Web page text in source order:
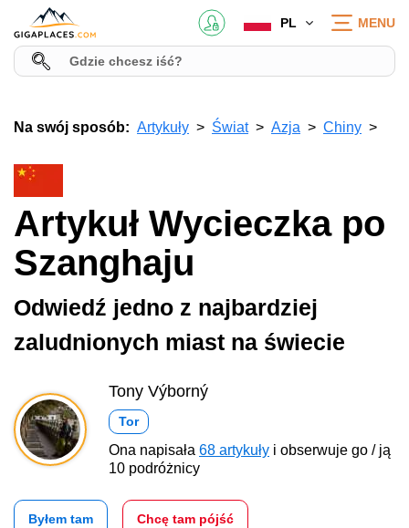
PL MENU
Na swój sposób: Artykuły Świat Azja Chiny
Artykuł Wycieczka po
Szanghaju
Odwiedź jedno z najbardziej
zaludnionych miast na świecie
Tony Výborný
Tor
Ona napisała 68 artykuły i obserwuje go / ją
10 podróżnicy
Byłem tam Chcę tam pójść